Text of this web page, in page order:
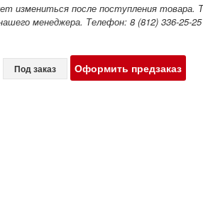
измениться после поступления товара.
менеджера. Телефон: 8 (812) 336-25-25
Под заказ Оформить предзаказ